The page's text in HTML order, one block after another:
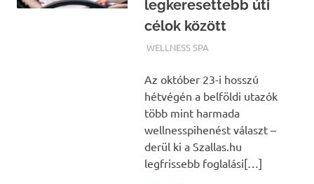
legkeresettebb úti
célok között
TERMALFURDOK.COM
WELLNESS SPA
Az október 23-i hosszú
hétvégén a belföldi utazók
több mint harmada
wellnesspihenést választ –
derül ki a Szallas.hu
legfrissebb foglalási[…]